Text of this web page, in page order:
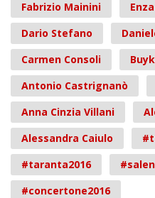
Fabrizio Mainini
Dario Stefano
Carmen Consoli
Antonio Castrignanò
Anna Cinzia Villani
Alessandra Caiulo
#taranta2016
#concertone2016